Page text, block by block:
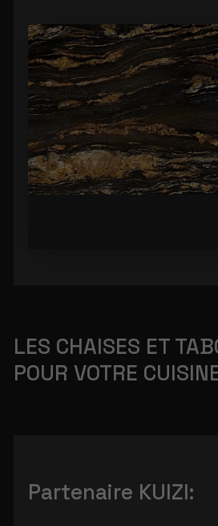
LES CHAISES ET
POUR VOTRE
Partenaire KUIZI: